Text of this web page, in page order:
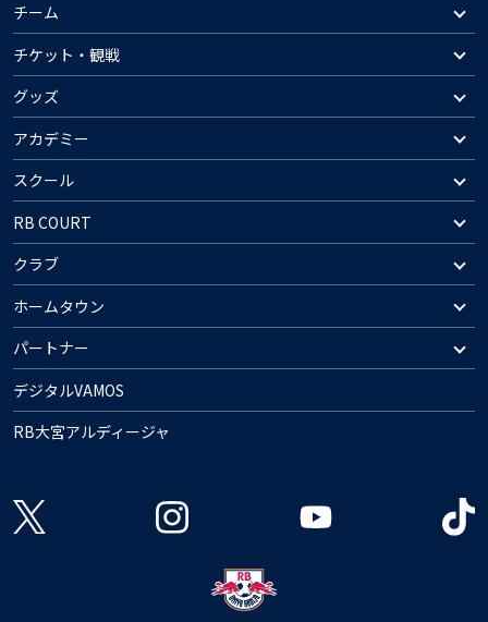
チーム
チケット・観戦
グッズ
アカデミー
スクール
RB COURT
クラブ
ホームタウン
パートナー
デジタルVAMOS
RB大宮アルディージャ